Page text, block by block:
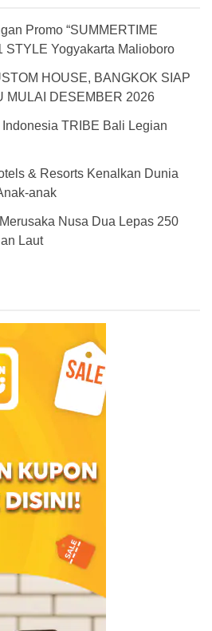
Promo “SUMMERTIME
STYLE Yogyakarta Malioboro
HOUSE, BANGKOK SIAP
MULAI DESEMBER 2026
TRIBE Bali Legian
& Resorts Kenalkan Dunia
anak
Nusa Dua Lepas 250
Laut